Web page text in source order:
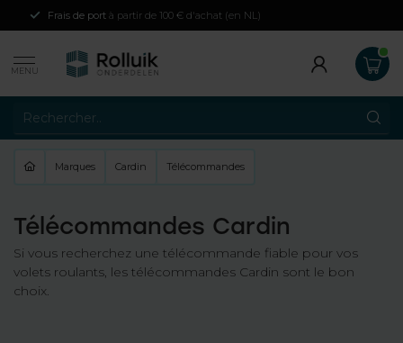
Frais de port à partir de 100 € d'achat (en NL)
MENU
Marques Cardin Télécommandes
Télécommandes Cardin
Si vous recherchez une télécommande fiable pour vos
volets roulants, les télécommandes Cardin sont le bon
choix.